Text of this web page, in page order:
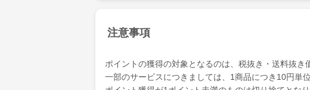
注意事項
ポイントの獲得の対象となるのは、税抜き・送料抜き
一部のサービスにつきましては、1商品につき10円単